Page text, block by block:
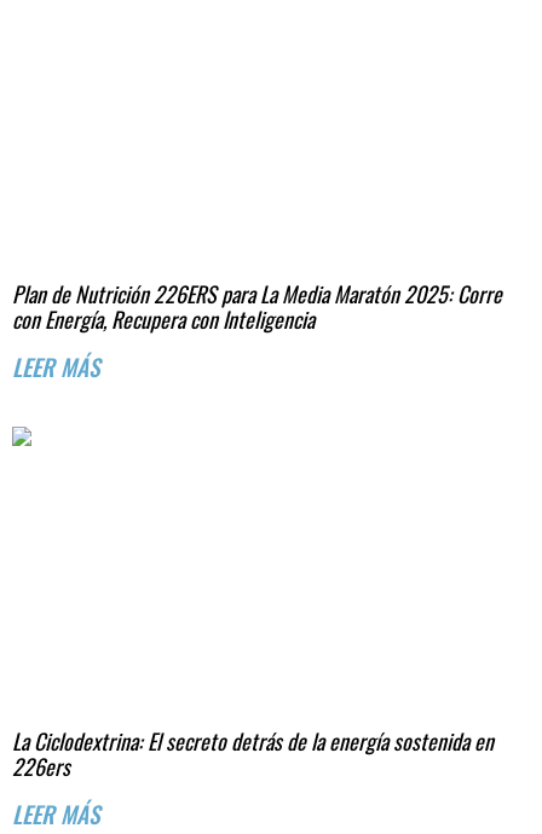
Plan de Nutrición 226ERS para La Media Maratón 2025: Corre
con Energía, Recupera con Inteligencia
LEER MÁS
La Ciclodextrina: El secreto detrás de la energía sostenida en
226ers
LEER MÁS